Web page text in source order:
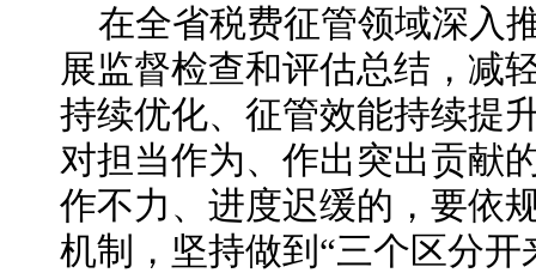
在全省税费征管领域深入
展监督检查和评估总结，减
持续优化、征管效能持续提
对担当作为、作出突出贡献
作不力、进度迟缓的，要依
机制，坚持做到“三个区分